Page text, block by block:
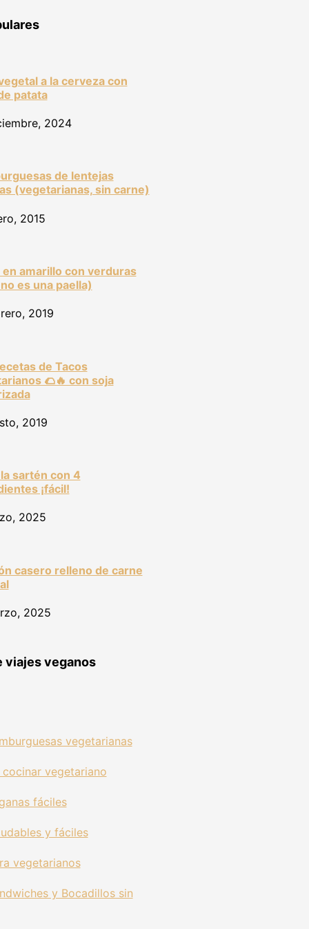
a la cerveza con
patata
2024
de lentejas
(vegetarianas, sin carne)
2015
amarillo con verduras
es una paella)
2019
de Tacos
🌮🔥 con soja
2019
sartén con 4
¡fácil!
2025
casero relleno de carne
2025
viajes veganos
vegetarianas
vegetariano
fáciles
y fáciles
vegetarianos
y Bocadillos sin